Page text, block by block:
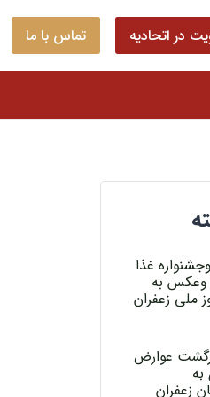
در اتحادیه تماس با ما
غذا
وعکس به
ملی زعفران
عوارض
زعفران